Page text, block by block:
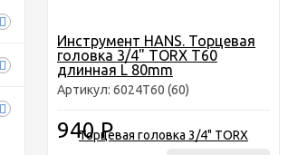
Инструмент HANS. Торцевая
головка 3/4" TORX T60
длинная L 80mm
Артикул: 6024Т60 (60)
940Р